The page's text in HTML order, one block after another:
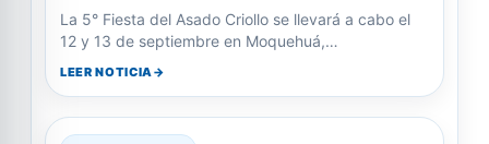
La 5° Fiesta del Asado Criollo se llevará a cabo el
12 y 13 de septiembre en Moquehuá,…
LEER NOTICIA